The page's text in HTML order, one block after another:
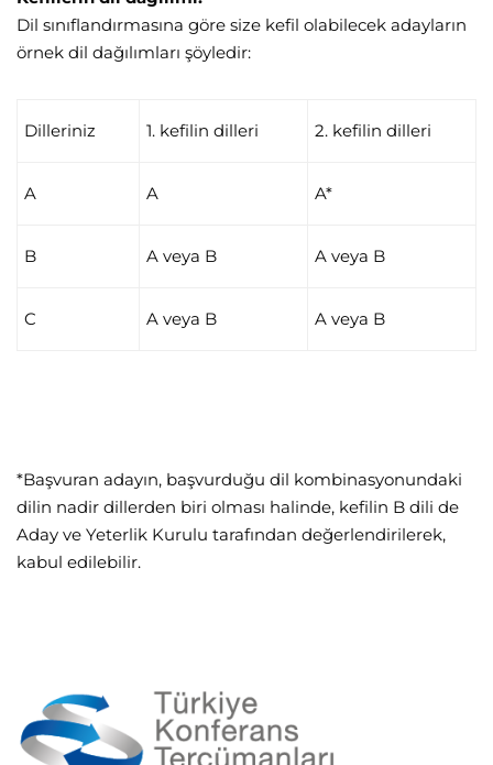
Dil sınıflandırmasına göre size kefil olabilecek adayların
örnek dil dağılımları şöyledir:
Dilleriniz 1. kefilin dilleri 2. kefilin dilleri
A A A*
B A veya B A veya B
C A veya B A veya B
*Başvuran adayın, başvurduğu dil kombinasyonundaki
dilin nadir dillerden biri olması halinde, kefilin B dili de
Aday ve Yeterlik Kurulu tarafından değerlendirilerek,
kabul edilebilir.